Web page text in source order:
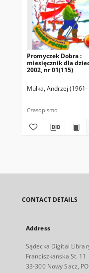
Promyczek Dobra :
miesięcznik dla
2002, nr 01(115)
Mulka, Andrzej
Czasopismo
CONTACT DETAILS
Address
Sądecka Digital
Franciszkanska St. 11
33-300 Nowy Sacz,